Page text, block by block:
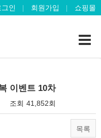
그인 회원가입 쇼핑몰
이벤트 10차
조회 41,852회
목록